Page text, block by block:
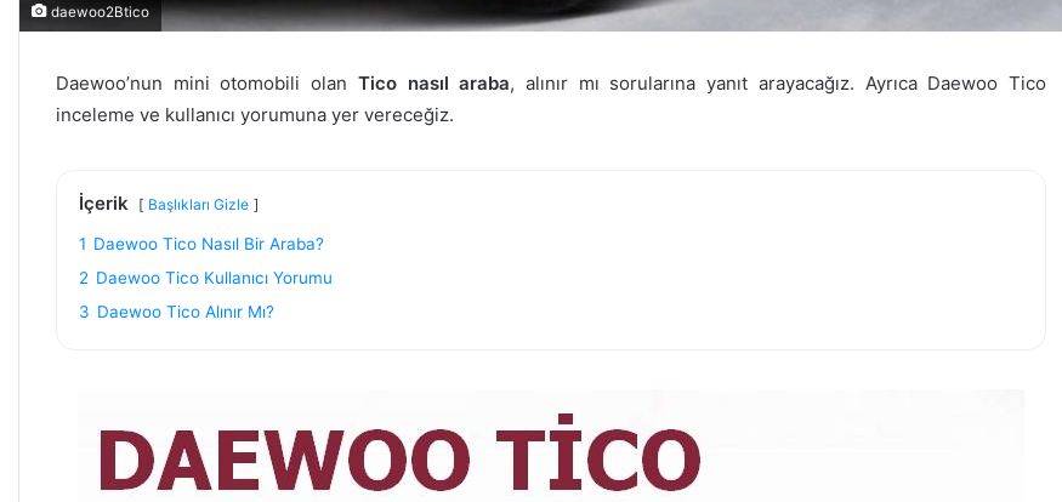
daewoo2Btico
Daewoo’nun mini otomobili olan Tico nasıl araba, alınır mı sorularına yanıt arayacağız. Ayrıca Daewoo Tico
inceleme ve kullanıcı yorumuna yer vereceğiz.
İçerik Başlıkları Gizle
1 Daewoo Tico Nasıl Bir Araba?
2 Daewoo Tico Kullanıcı Yorumu
3 Daewoo Tico Alınır Mı?